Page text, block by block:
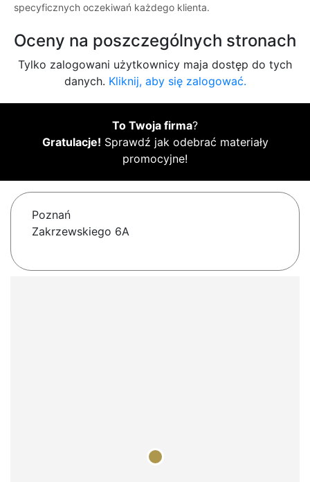
specyficznych oczekiwań każdego klienta.
Oceny na poszczególnych stronach
Tylko zalogowani użytkownicy maja dostęp do tych
danych. Kliknij, aby się zalogować.
To Twoja firma?
Gratulacje! Sprawdź jak odebrać materiały
promocyjne!
Poznań
Zakrzewskiego 6A